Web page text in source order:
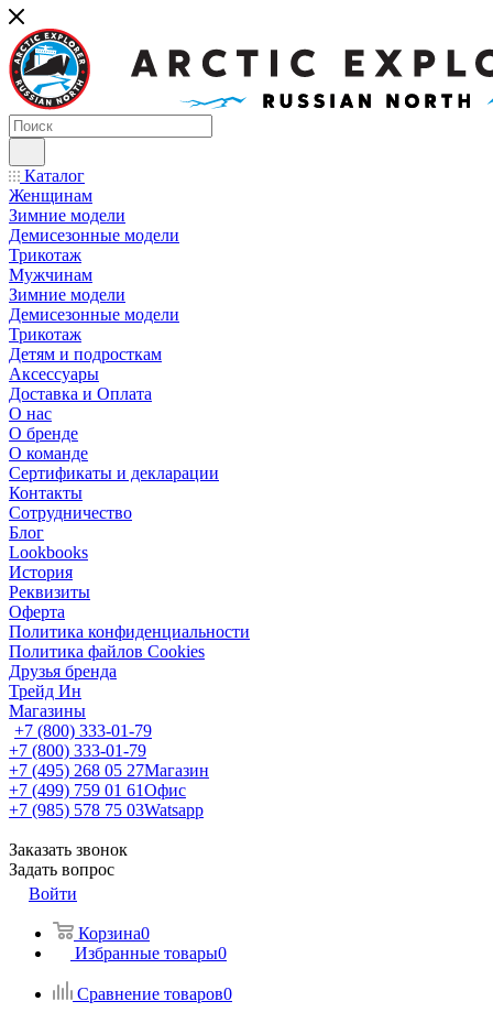
Каталог
Женщинам
Зимние модели
Демисезонные модели
Трикотаж
Мужчинам
Зимние модели
Демисезонные модели
Трикотаж
Детям и подросткам
Аксессуары
Доставка и Оплата
О нас
О бренде
О команде
Сертификаты и декларации
Контакты
Сотрудничество
Блог
Lookbooks
История
Реквизиты
Оферта
Политика конфиденциальности
Политика файлов Cookies
Друзья бренда
Трейд Ин
Магазины
+7 (800) 333-01-79
+7 (800) 333-01-79
+7 (495) 268 05 27Магазин
+7 (499) 759 01 61Офис
+7 (985) 578 75 03Watsapp
Заказать звонок
Задать вопрос
Войти
Корзина0
Избранные товары0
Сравнение товаров0